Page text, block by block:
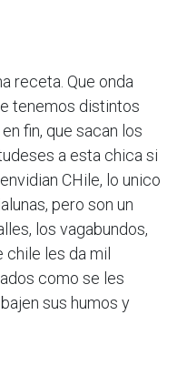
receta. Que onda
tenemos distintos
fin, que sacan los
a esta chica si
CHile, lo unico
pero son un
los vagabundos,
chile les da mil
como se les
sus humos y